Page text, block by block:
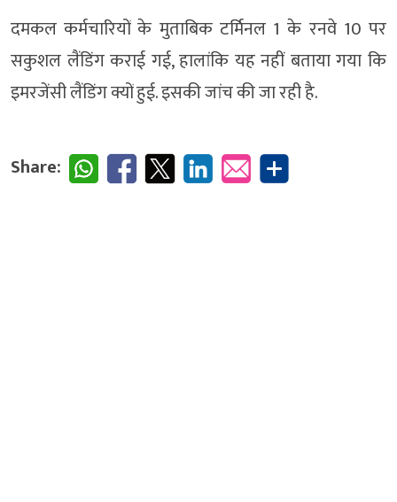
दमकल कर्मचारियों के मुताबिक टर्मिनल 1 के रनवे 10 पर
सकुशल लैंडिंग कराई गई, हालांकि यह नहीं बताया गया कि
इमरजेंसी लैंडिंग क्यों हुई. इसकी जांच की जा रही है.
Share: